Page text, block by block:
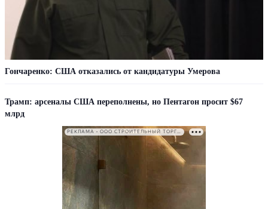
Гончаренко: США отказались от кандидатуры Умерова
Трамп: арсеналы США переполнены, но Пентагон просит $67
млрд
РЕКЛАМА • ООО СТРОИТЕЛЬНЫЙ ТОРГОВЫЙ ДОМ «ПЕТРОВИЧ». ИНН: 7802348846